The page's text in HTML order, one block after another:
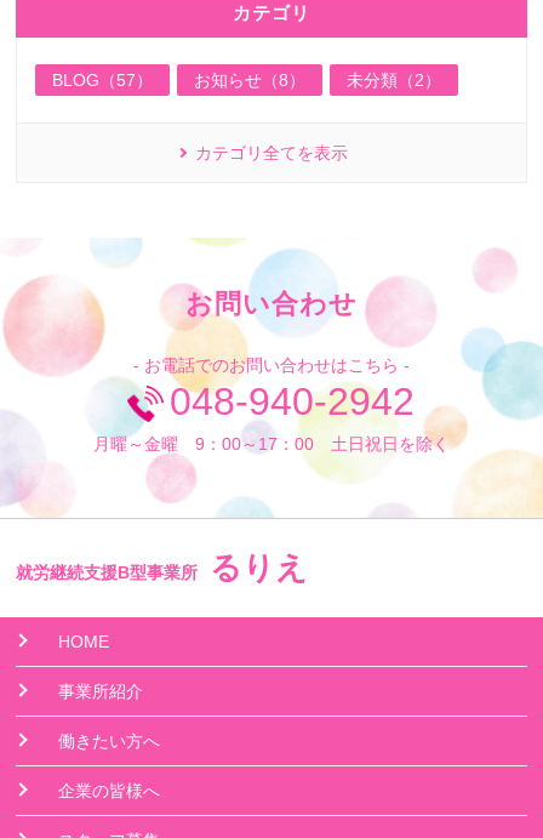
カテゴリ
BLOG（57） お知らせ（8） 未分類（2）
カテゴリ全てを表示
お問い合わせ
- お電話でのお問い合わせはこちら -
048-940-2942
月曜～金曜 9：00～17：00 土日祝日を除く
就労継続支援B型事業所 るりえ
HOME
事業所紹介
働きたい方へ
企業の皆様へ